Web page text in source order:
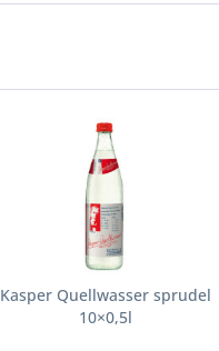
Kasper Quellwasser sprudel
10×0,5l